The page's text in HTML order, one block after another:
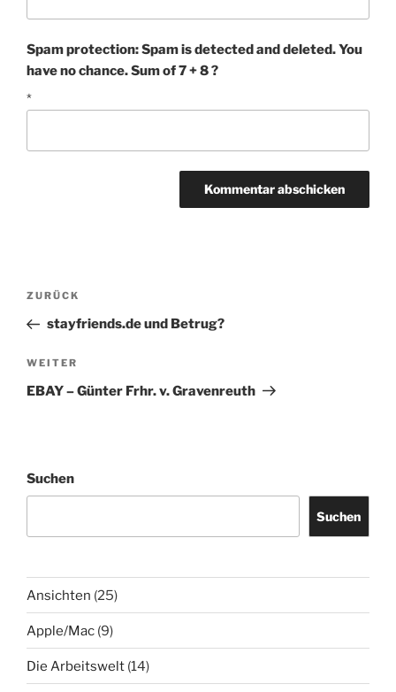
Spam protection: Spam is detected and deleted. You
have no chance. Sum of 7 + 8 ?
*
Beitragsnavigation
Vorheriger
Beitrag
ZURÜCK
stayfriends.de und Betrug?
Nächster
Beitrag
WEITER
EBAY – Günter Frhr. v. Gravenreuth
Suchen
Suchen
Ansichten (25)
Apple/Mac (9)
Die Arbeitswelt (14)